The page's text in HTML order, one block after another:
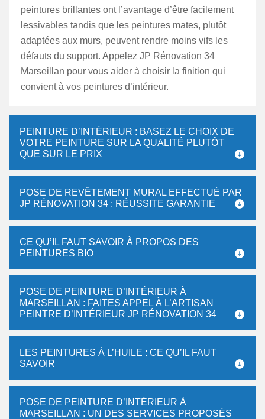
peintures brillantes ont l’avantage d’être facilement
lessivables tandis que les peintures mates, plutôt
adaptées aux murs, peuvent rendre moins vifs les
défauts du support. Appelez JP Rénovation 34
Marseillan pour vous aider à choisir la finition qui
convient à vos peintures d’intérieur.
PEINTURE D’INTÉRIEUR : BASEZ LE CHOIX DE
VOTRE PEINTURE SUR LA QUALITÉ PLUTÔT
QUE SUR LE PRIX
POSE DE REVÊTEMENT MURAL EFFECTUÉ PAR
JP RÉNOVATION 34 : RÉUSSITE GARANTIE
CE QU’IL FAUT SAVOIR À PROPOS DES
PEINTURES BIO
POSE DE PEINTURE D’INTÉRIEUR À
MARSEILLAN : FAITES APPEL À L’ARTISAN
PEINTRE D’INTÉRIEUR JP RÉNOVATION 34
LES PEINTURES À L’HUILE : CE QU’IL FAUT
SAVOIR
POSE DE PEINTURE D’INTÉRIEUR À
MARSEILLAN : UN DES SERVICES PROPOSÉS